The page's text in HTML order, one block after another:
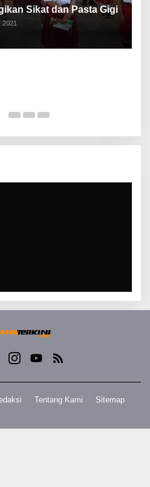
Sikat dan Pasta Gigi
2021
Tentang Kami
Sitemap